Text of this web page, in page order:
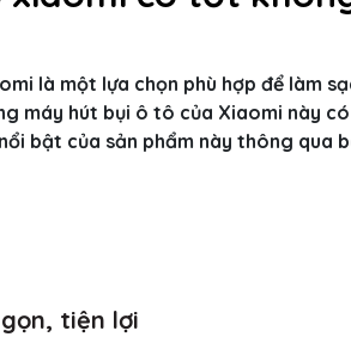
là một lựa chọn phù hợp để làm
máy hút bụi ô tô của Xiaomi này
bật của sản phẩm này thông qua
tiện lợi